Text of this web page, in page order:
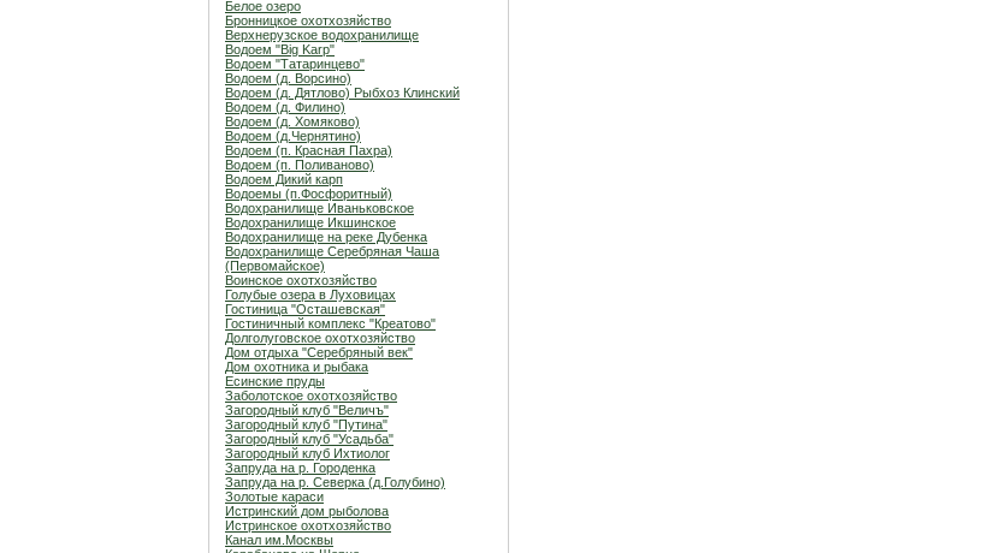
Белое озеро
Бронницкое охотхозяйство
Верхнерузское водохранилище
Водоем "Big Karp"
Водоем "Татаринцево"
Водоем (д. Ворсино)
Водоем (д. Дятлово) Рыбхоз Клинский
Водоем (д. Филино)
Водоем (д. Хомяково)
Водоем (д.Чернятино)
Водоем (п. Красная Пахра)
Водоем (п. Поливаново)
Водоем Дикий карп
Водоемы (п.Фосфоритный)
Водохранилище Иваньковское
Водохранилище Икшинское
Водохранилище на реке Дубенка
Водохранилище Серебряная Чаша
(Первомайское)
Воинское охотхозяйство
Голубые озера в Луховицах
Гостиница "Осташевcкая"
Гостиничный комплекс "Креатово"
Долголуговское охотхозяйство
Дом отдыха "Серебряный век"
Дом охотника и рыбака
Есинские пруды
Заболотское охотхозяйство
Загородный клуб "Величъ"
Загородный клуб "Путина"
Загородный клуб "Усадьба"
Загородный клуб Ихтиолог
Запруда на р. Городенка
Запруда на р. Северка (д.Голубино)
Золотые караси
Истринский дом рыболова
Истринское охотхозяйство
Канал им.Москвы